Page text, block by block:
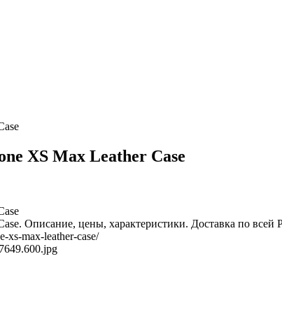
XS Max Leather Case
Описание, цены, характеристики. Доставка по всей
xs-max-leather-case/